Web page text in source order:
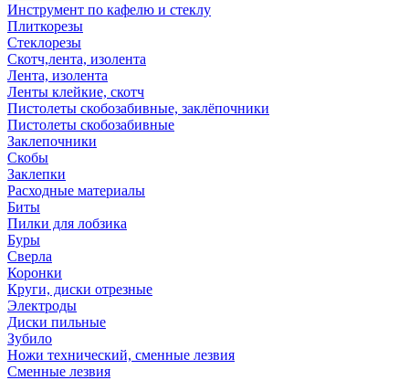
Инструмент по кафелю и стеклу
Плиткорезы
Стеклорезы
Скотч,лента, изолента
Лента, изолента
Ленты клейкие, скотч
Пистолеты скобозабивные, заклёпочники
Пистолеты скобозабивные
Заклепочники
Скобы
Заклепки
Расходные материалы
Биты
Пилки для лобзика
Буры
Сверла
Коронки
Круги, диски отрезные
Электроды
Диски пильные
Зубило
Ножи технический, сменные лезвия
Сменные лезвия